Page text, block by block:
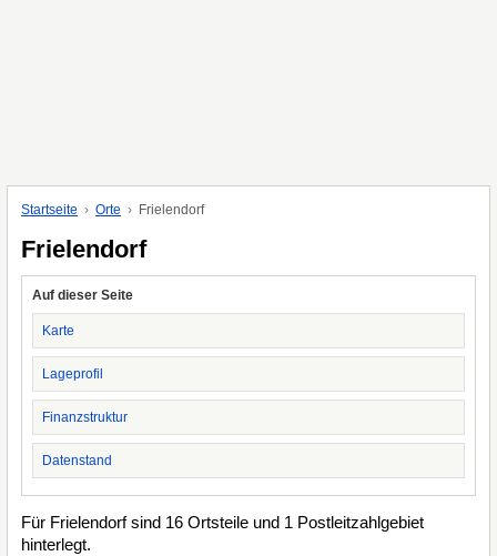
Startseite Orte Frielendorf
Frielendorf
Auf dieser Seite
Karte
Lageprofil
Finanzstruktur
Datenstand
Für Frielendorf sind 16 Ortsteile und 1 Postleitzahlgebiet
hinterlegt.